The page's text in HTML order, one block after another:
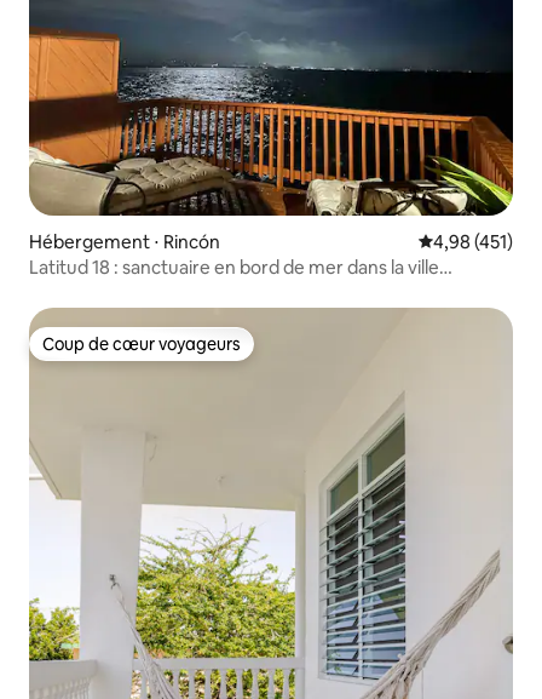
Hébergement ⋅ Rincón Évaluation
4,98 (451)
Latitud 18 : sanctuaire en bord de mer dans la ville
Coup de cœur voyageurs
Coup de cœur voyageurs